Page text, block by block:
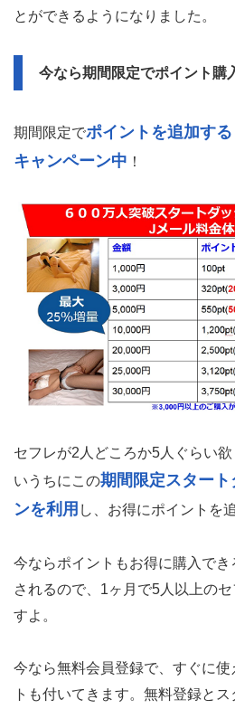
とができるようになりました。
今なら期間限定でポイント購
期間限定でポイントを追加す
キャンペーン中 ！
セフレが2人どころか5人ぐらい
いうちにこの期間限定スター
ンを利用 し、お得にポイントを
今ならポイントもお得に購入で
されるので、1ヶ月で5人以上の
すよ。
今なら無料会員登録で、すぐに
トも付いてきます。 無料登録とス